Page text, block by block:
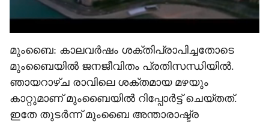
മുംബൈ: കാലവർഷം ശക്തിപ്രാപിച്ചതോടെ
മുംബൈയിൽ ജനജീവിതം പ്രതിസന്ധിയിൽ.
ഞായറാഴ്ച രാവിലെ ശക്തമായ മഴയും
കാറ്റുമാണ് മുംബൈയിൽ റിപ്പോർട്ട് ചെയ്തത്.
ഇതേ തുടർന്ന് മുംബൈ അന്താരാഷ്ട്ര